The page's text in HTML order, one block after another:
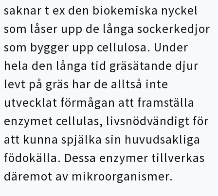
saknar t ex den biokemiska nyckel
som låser upp de långa sockerkedjor
som bygger upp cellulosa. Under
hela den långa tid gräsätande djur
levt på gräs har de alltså inte
utvecklat förmågan att framställa
enzymet cellulas, livsnödvändigt för
att kunna spjälka sin huvudsakliga
födokälla. Dessa enzymer tillverkas
däremot av mikroorganismer.